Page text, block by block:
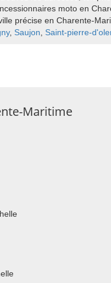
moto en
précise en Charente-
, Saujon Saint-pierre-
Maritime